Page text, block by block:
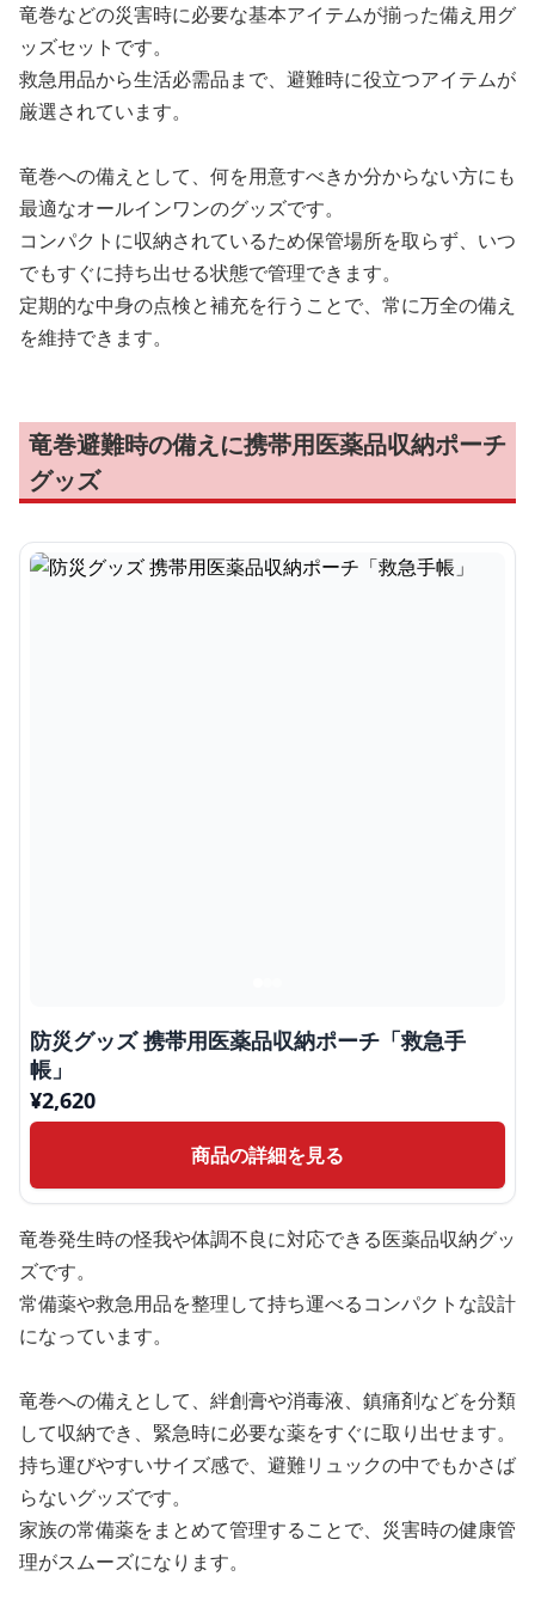
竜巻などの災害時に必要な基本アイテムが揃った備え用グ
ッズセットです。
救急用品から生活必需品まで、避難時に役立つアイテムが
厳選されています。
竜巻への備えとして、何を用意すべきか分からない方にも
最適なオールインワンのグッズです。
コンパクトに収納されているため保管場所を取らず、いつ
でもすぐに持ち出せる状態で管理できます。
定期的な中身の点検と補充を行うことで、常に万全の備え
を維持できます。
竜巻避難時の備えに携帯用医薬品収納ポーチ
グッズ
防災グッズ 携帯用医薬品収納ポーチ「救急手
帳」
¥2,620
商品の詳細を見る
竜巻発生時の怪我や体調不良に対応できる医薬品収納グッ
ズです。
常備薬や救急用品を整理して持ち運べるコンパクトな設計
になっています。
竜巻への備えとして、絆創膏や消毒液、鎮痛剤などを分類
して収納でき、緊急時に必要な薬をすぐに取り出せます。
持ち運びやすいサイズ感で、避難リュックの中でもかさば
らないグッズです。
家族の常備薬をまとめて管理することで、災害時の健康管
理がスムーズになります。